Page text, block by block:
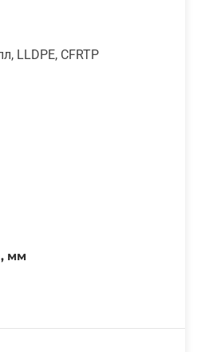
LLDPE, CFRTP
мм